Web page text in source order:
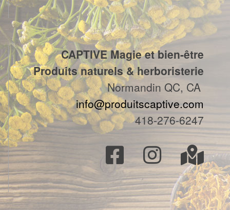
CAPTIVE Magie et bien-être
Produits naturels & herboristerie
Normandin QC, CA
info@produitscaptive.com
418-276-6247